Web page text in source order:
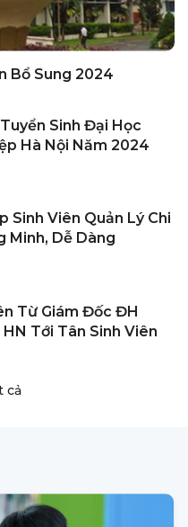
Bổ Sung 2024
Sinh Đại Học
Hà Nội Năm 2024
Sinh Viên Quản Lý Chi
Minh, Dễ Dàng
Từ Giám Đốc ĐH
Tới Tân Sinh Viên
cả